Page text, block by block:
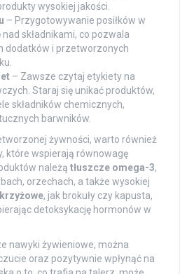
wysokiej jakości.
– Przygotowywanie posiłków w
składnikami, co pozwala
dodatków i przetworzonych
– Zawsze czytaj etykiety na
Staraj się unikać produktów,
składników chemicznych,
barwników.
żywności, warto również
które wspierają równowagę
należą tłuszcze omega-3,
orzechach, a także wysokiej
, jak brokuły czy kapusta,
detoksykację hormonów w
nawyki żywieniowe, można
oraz pozytywnie wpłynąć na